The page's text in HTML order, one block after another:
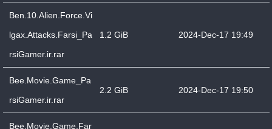
Ben.10.Alien.Force.Vi
lgax.Attacks.Farsi_Pa
rsiGamer.ir.rar
1.2 GiB 2024-Dec-17 19:49
Bee.Movie.Game_Pa
rsiGamer.ir.rar
2.2 GiB 2024-Dec-17 19:50
Bee.Movie.Game.Far